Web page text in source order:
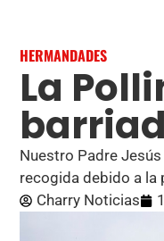
HERMANDADES
La
Nuestro Padre
recogida debido a la
Charry Noticias